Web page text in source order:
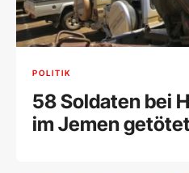
POLITIK
58 Soldaten bei
im Jemen